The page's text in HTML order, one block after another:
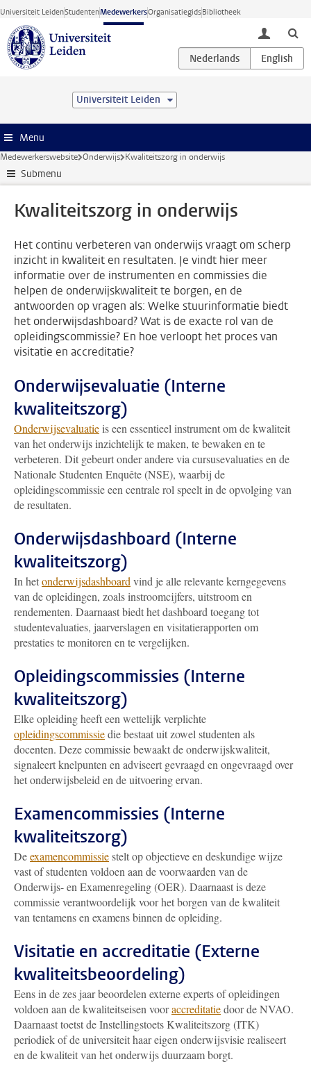
Ga direct naar de inhoud
Universiteit LeidenStudentenMedewerkersOrganisatiegidsBibliotheek
toggle
Universiteit Leiden
Menu
Medewerkerswebsite Onderwijs Kwaliteitszorg in onderwijs
Submenu
Kwaliteitszorg in onderwijs
Het continu verbeteren van onderwijs vraagt om scherp
inzicht in kwaliteit en resultaten. Je vindt hier meer
informatie over de instrumenten en commissies die
helpen de onderwijskwaliteit te borgen, en de
antwoorden op vragen als: Welke stuurinformatie biedt
het onderwijsdashboard? Wat is de exacte rol van de
opleidingscommissie? En hoe verloopt het proces van
visitatie en accreditatie?
Onderwijsevaluatie (Interne
kwaliteitszorg)
Onderwijsevaluatieis een essentieel instrument om de kwaliteit
van het onderwijs inzichtelijk te maken, te bewaken en te
verbeteren. Dit gebeurt onder andere via cursusevaluaties en de
Nationale Studenten Enquête (NSE), waarbij de
opleidingscommissie een centrale rol speelt in de opvolging van
de resultaten.
Onderwijsdashboard (Interne
kwaliteitszorg)
In hetonderwijsdashboard vind je alle relevante kerngegevens
van de opleidingen, zoals instroomcijfers, uitstroom en
rendementen. Daarnaast biedt het dashboard toegang tot
studentevaluaties, jaarverslagen en visitatierapporten om
prestaties te monitoren en te vergelijken.
Opleidingscommissies (Interne
kwaliteitszorg)
Elke opleiding heeft een wettelijk verplichte
opleidingscommissiedie bestaat uit zowel studenten als
docenten. Deze commissie bewaakt de onderwijskwaliteit,
signaleert knelpunten en adviseert gevraagd en ongevraagd over
het onderwijsbeleid en de uitvoering ervan.
Examencommissies (Interne
kwaliteitszorg)
Deexamencommissiestelt op objectieve en deskundige wijze
vast of studenten voldoen aan de voorwaarden van de
Onderwijs- en Examenregeling (OER). Daarnaast is deze
commissie verantwoordelijk voor het borgen van de kwaliteit
van tentamens en examens binnen de opleiding.
Visitatie en accreditatie (Externe
kwaliteitsbeoordeling)
Eens in de zes jaar beoordelen externe experts of opleidingen
voldoen aan de kwaliteitseisen vooraccreditatiedoor de NVAO.
Daarnaast toetst de Instellingstoets Kwaliteitszorg (ITK)
periodiek of de universiteit haar eigen onderwijsvisie realiseert
en de kwaliteit van het onderwijs duurzaam borgt.